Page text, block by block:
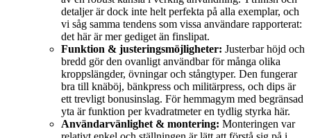
detaljer är dock inte helt perfekta på alla exemplar, och
vi såg samma tendens som vissa användare rapporterat:
det här är mer gediget än finslipat.
Funktion & justeringsmöjligheter: Justerbar höjd och
bredd gör den ovanligt användbar för många olika
kroppslängder, övningar och stångtyper. Den fungerar
bra till knäböj, bänkpress och militärpress, och dips är
ett trevligt bonusinslag. För hemmagym med begränsad
yta är funktion per kvadratmeter en tydlig styrka här.
Användarvänlighet & montering: Monteringen var